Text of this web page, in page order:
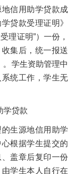
信用助学贷款成
贷款受理证明》
理证明”）一份，
集后，统一报送
。学生资助管理中
统工作，学生无
学贷款
生源地信用助学
根据学生提交的
盖章后复印一份
学生本人自行在